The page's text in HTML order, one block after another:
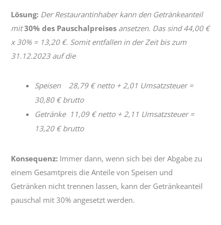
Lösung: Der Restaurantinhaber kann den Getränkeanteil
mit30% des Pauschalpreises ansetzen. Das sind 44,00 €
x 30% = 13,20 €. Somit entfallen in der Zeit bis zum
31.12.2023 auf die
Speisen 28,79 € netto + 2,01 Umsatzsteuer =
30,80 € brutto
Getränke 11,09 € netto + 2,11 Umsatzsteuer =
13,20 € brutto
Konsequenz: Immer dann, wenn sich bei der Abgabe zu
einem Gesamtpreis die Anteile von Speisen und
Getränken nicht trennen lassen, kann der Getränkeanteil
pauschal mit 30% angesetzt werden.